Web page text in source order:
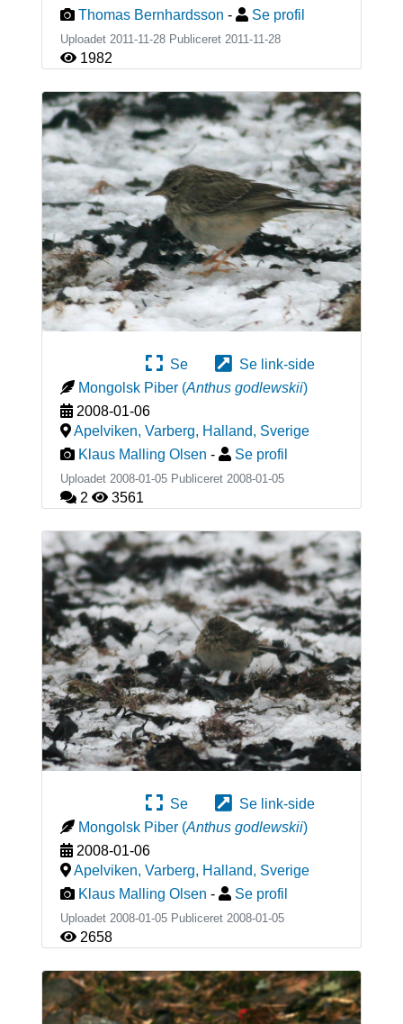
Thomas Bernhardsson - Se profil
Uploadet 2011-11-28 Publiceret 2011-11-28
1982
Se
Se link-side
Mongolsk Piber (Anthus godlewskii)
2008-01-06
Apelviken, Varberg, Halland, Sverige
Klaus Malling Olsen - Se profil
Uploadet 2008-01-05 Publiceret 2008-01-05
2 3561
Se
Se link-side
Mongolsk Piber (Anthus godlewskii)
2008-01-06
Apelviken, Varberg, Halland, Sverige
Klaus Malling Olsen - Se profil
Uploadet 2008-01-05 Publiceret 2008-01-05
2658